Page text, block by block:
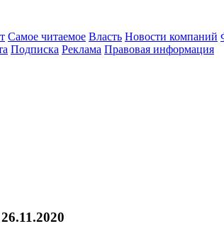
Самое читаемое Власть Новости компаний
Подписка Реклама Правовая информация